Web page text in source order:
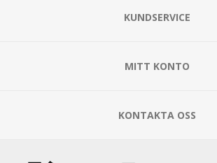
KUNDSERVICE
MITT KONTO
KONTAKTA OSS